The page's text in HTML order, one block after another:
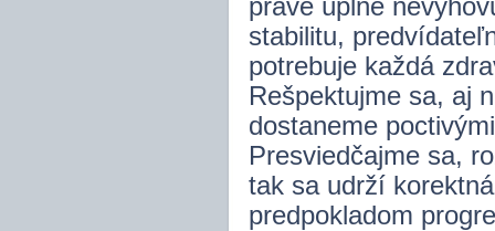
práve úplne
stabilitu,
potrebuje každá
Rešpektujme sa, aj
dostaneme
Presviedčajme sa,
tak sa udrží
predpokladom